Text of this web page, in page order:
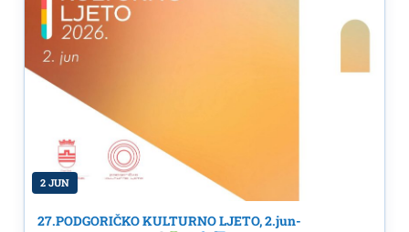
2 JUN
27.PODGORIČKO KULTURNO LJETO, 2.jun-